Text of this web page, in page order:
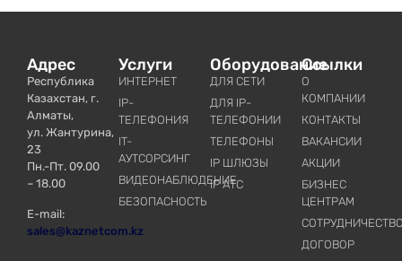
Адрес
Республика
Казахстан, г.
Алматы,
ул. Жантурина,
23
Пн.-Пт. 09.00
– 18.00
E-mail:
sales@kaznetcom.kz
Услуги
ИНТЕРНЕТ
IP-
ТЕЛЕФОНИЯ
IT-
АУТСОРСИНГ
ВИДЕОНАБЛЮДЕНИЕ
БЕЗОПАСНОСТЬ
Оборудование
ДЛЯ СЕТИ
ДЛЯ IP-
ТЕЛЕФОНИИ
ТЕЛЕФОНЫ
IP ШЛЮЗЫ
IP АТС
Ссылки
О
КОМПАНИИ
КОНТАКТЫ
ВАКАНСИИ
АКЦИИ
БИЗНЕС
ЦЕНТРАМ
ДОГОВОР